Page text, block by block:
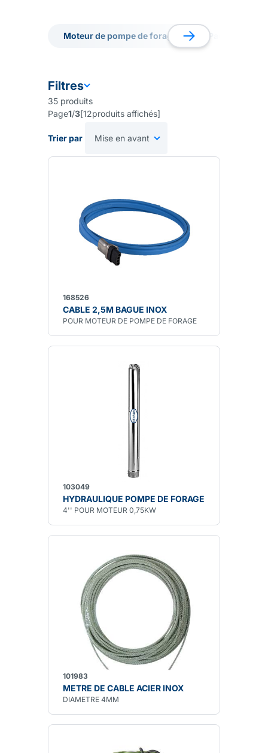
Moteur de pompe de forage
Moteur de pompe de forage
Pack de
Filtres
35 produits
Page1/3[12produits affichés]
Trier par
168526
CABLE 2,5M BAGUE INOX
POUR MOTEUR DE POMPE DE FORAGE
103049
HYDRAULIQUE POMPE DE FORAGE
4'' POUR MOTEUR 0,75KW
101983
METRE DE CABLE ACIER INOX
DIAMETRE 4MM